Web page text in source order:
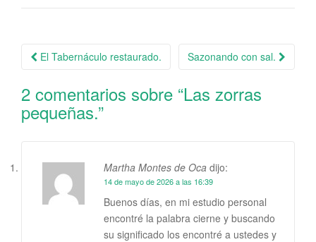
Navegación de la entrada
El Tabernáculo restaurado. Sazonando con sal.
2 comentarios sobre “Las zorras
pequeñas.”
Martha Montes de Oca dijo:
14 de mayo de 2026 a las 16:39
Buenos días, en mi estudio personal
encontré la palabra cierne y buscando
su significado los encontré a ustedes y